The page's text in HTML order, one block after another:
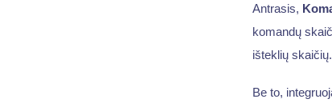
Antrasis,
komandų
išteklių
Be to,